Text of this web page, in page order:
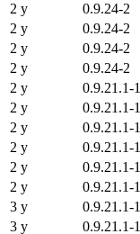
2 y
0.9.24-2
2 y
0.9.24-2
2 y
0.9.24-2
2 y
0.9.24-2
2 y
0.9.21.1-1
2 y
0.9.21.1-1
2 y
0.9.21.1-1
2 y
0.9.21.1-1
2 y
0.9.21.1-1
2 y
0.9.21.1-1
3 y
0.9.21.1-1
3 y
0.9.21.1-1